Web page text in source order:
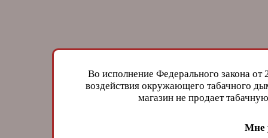
Во исполнение Федерального закона
воздействия окружающего табачного
магазин не продает
Мне